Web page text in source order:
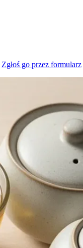
Zgłoś go przez formularz